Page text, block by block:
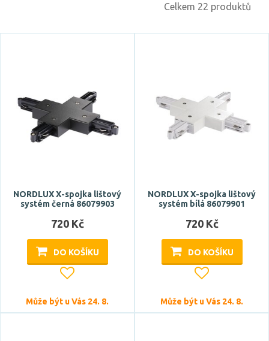
NORDLUX
Zdroj světla součástí
Barva
černá
Celkem 22 produktů
NORDLUX X-spojka lištový
systém černá 86079903
720 Kč
DO KOŠÍKU
Může být u Vás 24. 8.
NORDLUX X-spojka lištový
systém bílá 86079901
720 Kč
DO KOŠÍKU
Může být u Vás 24. 8.